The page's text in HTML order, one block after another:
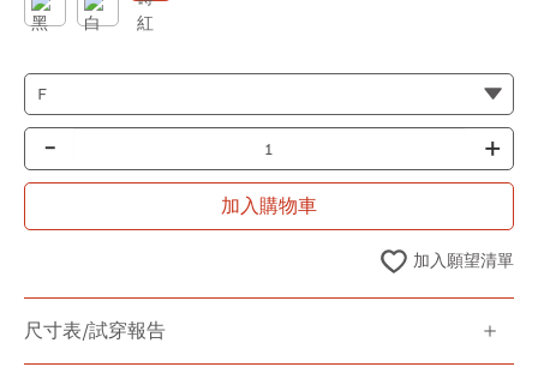
- +
加入購物車
加入願望清單
尺寸表/試穿報告